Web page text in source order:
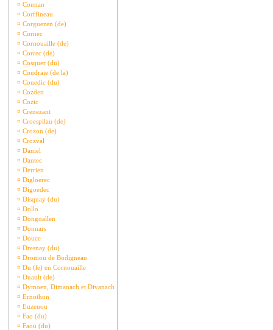
¤ Connan
¤ Corffineau
¤ Corguezen (de)
¤ Cornec
¤ Cornouaille (de)
¤ Correc (de)
¤ Cosquer (du)
¤ Coudraie (de la)
¤ Couedic (du)
¤ Cozden
¤ Cozic
¤ Crenezant
¤ Croespilau (de)
¤ Crozon (de)
¤ Crozval
¤ Daniel
¤ Dantec
¤ Derrien
¤ Digloerec
¤ Digoedec
¤ Disquay (du)
¤ Dollo
¤ Dongoallen
¤ Donnars
¤ Douce
¤ Dresnay (du)
¤ Droniou de Bodigneau
¤ Du (le) en Cornouaille
¤ Duault (de)
¤ Dymoen, Dimanach et Divanach
¤ Ernothon
¤ Euzenou
¤ Fao (du)
¤ Faou (du)